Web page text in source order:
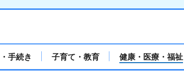
手続き 子育て・教育 健康・医療・福祉